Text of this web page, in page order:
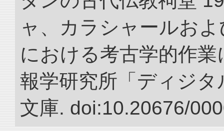
ャ、カラシャールお
における考古学的作
報学研究所「ディジ
文庫. doi:10.20676/